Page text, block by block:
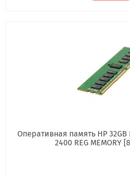
Оперативная память HP 32GB
2400 REG MEMORY